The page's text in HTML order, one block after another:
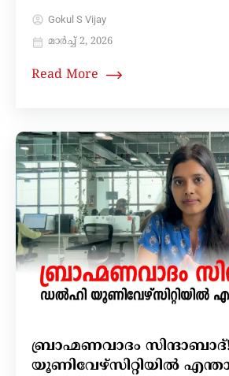
Gokul S Vijay
മാർച്ച്‌ 2, 2026
Read More
ബ്രാഹ്മണവാദം
യൂണിവേഴ്‌സിറ്റിയിൽ